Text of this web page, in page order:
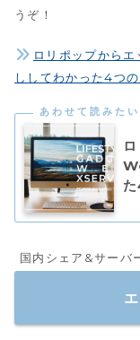
うぞ！
ロリポップから
ししてわかった4つの
国内シェア&サーバ